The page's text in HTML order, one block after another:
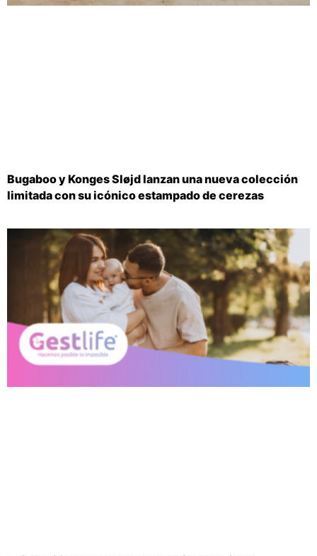
Bugaboo y Konges Sløjd lanzan una nueva colección
limitada con su icónico estampado de cerezas